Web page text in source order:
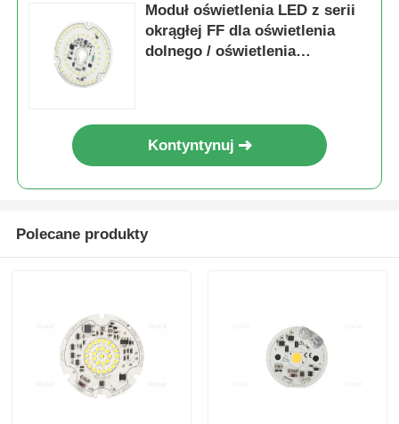
Moduł oświetlenia LED z serii
okrągłej FF dla oświetlenia
dolnego / oświetlenia
Kontyntynuj
Polecane produkty